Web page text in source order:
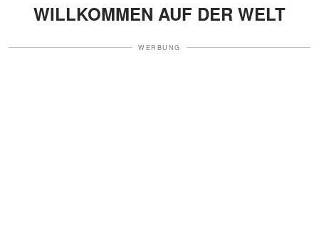
WILLKOMMEN AUF DER WELT
WERBUNG